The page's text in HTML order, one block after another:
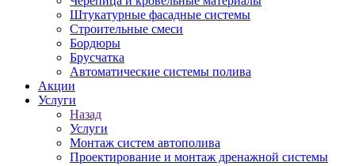
Штукатурные фасадные системы
Строительные смеси
Бордюры
Брусчатка
Автоматические системы полива
Акции
Услуги
Назад
Услуги
Монтаж систем автополива
Проектирование и монтаж дренажной системы